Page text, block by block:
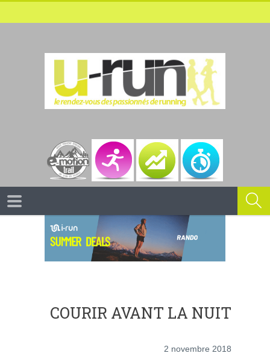
COURIR AVANT LA NUIT
2 novembre 2018